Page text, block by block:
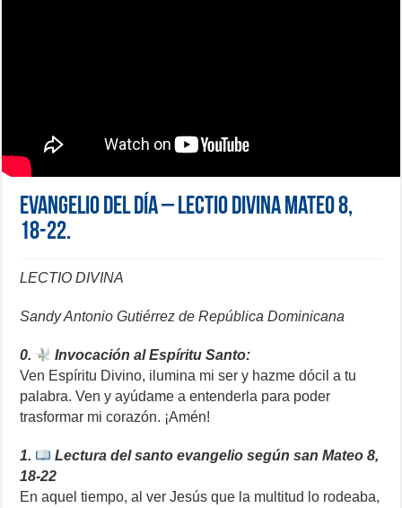
Evangelio del día – Lectio Divina Mateo 8,
18-22.
LECTIO DIVINA
Sandy Antonio Gutiérrez de República Dominicana
0.
Invocación al Espíritu Santo:
Ven Espíritu Divino, ilumina mi ser y hazme dócil a tu
palabra. Ven y ayúdame a entenderla para poder
trasformar mi corazón. ¡Amén!
1.
Lectura del santo evangelio según san Mateo 8,
18-22
En aquel tiempo, al ver Jesús que la multitud lo rodeaba,